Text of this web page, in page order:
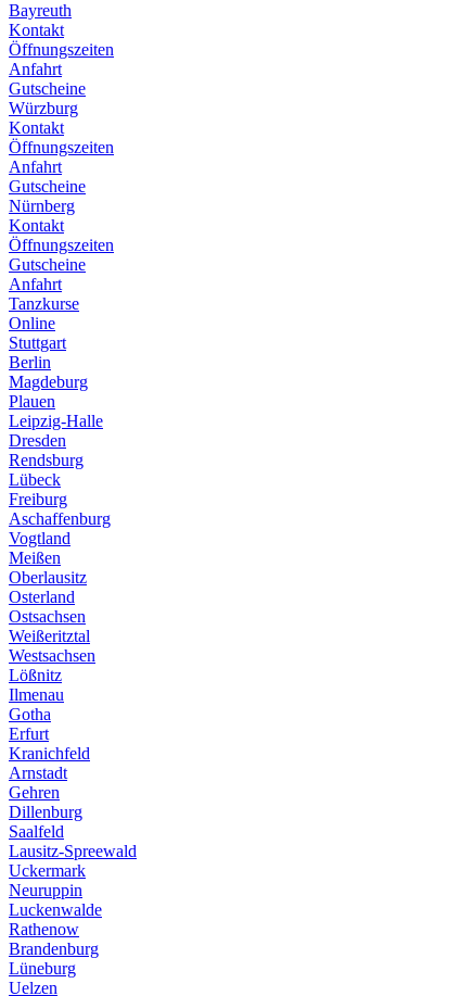
Bayreuth
Kontakt
Öffnungszeiten
Anfahrt
Gutscheine
Würzburg
Kontakt
Öffnungszeiten
Anfahrt
Gutscheine
Nürnberg
Kontakt
Öffnungszeiten
Gutscheine
Anfahrt
Tanzkurse
Online
Stuttgart
Berlin
Magdeburg
Plauen
Leipzig-Halle
Dresden
Rendsburg
Lübeck
Freiburg
Aschaffenburg
Vogtland
Meißen
Oberlausitz
Osterland
Ostsachsen
Weißeritztal
Westsachsen
Lößnitz
Ilmenau
Gotha
Erfurt
Kranichfeld
Arnstadt
Gehren
Dillenburg
Saalfeld
Lausitz-Spreewald
Uckermark
Neuruppin
Luckenwalde
Rathenow
Brandenburg
Lüneburg
Uelzen